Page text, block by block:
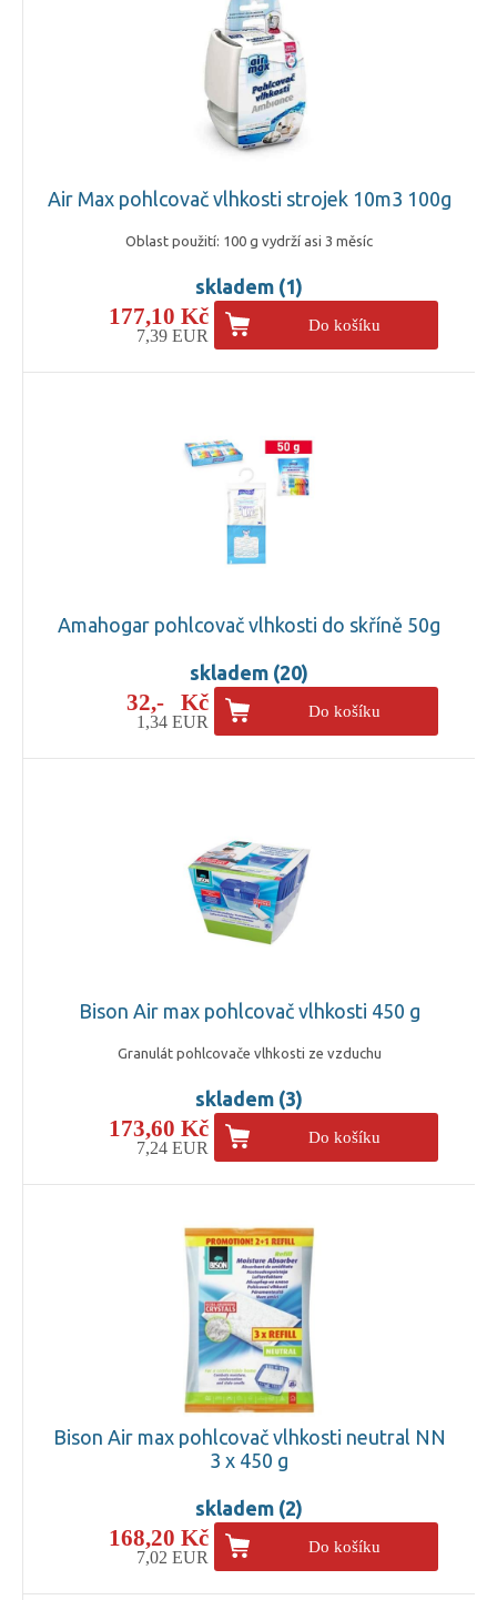
Air Max pohlcovač vlhkosti strojek 10m3 100g
Oblast použití: 100 g vydrží asi 3 měsíc
skladem (1)
177,10 Kč
7,39 EUR
Do košíku
Amahogar pohlcovač vlhkosti do skříně 50g
skladem (20)
32,- Kč
1,34 EUR
Do košíku
Bison Air max pohlcovač vlhkosti 450 g
Granulát pohlcovače vlhkosti ze vzduchu
skladem (3)
173,60 Kč
7,24 EUR
Do košíku
Bison Air max pohlcovač vlhkosti neutral NN
3 x 450 g
skladem (2)
168,20 Kč
7,02 EUR
Do košíku